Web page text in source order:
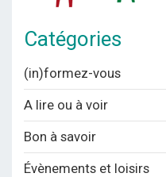
Catégories
(in)formez-vous
A lire ou à voir
Bon à savoir
Évènements et loisirs